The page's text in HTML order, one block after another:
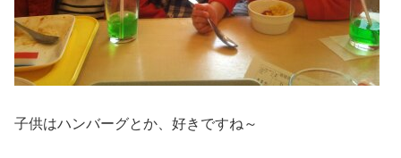
子供はハンバーグとか、好きですね～